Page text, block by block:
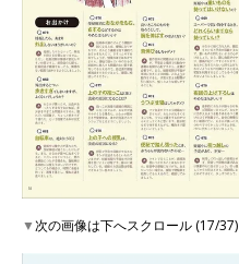
▼次の画像は下へスクロール (17/37)